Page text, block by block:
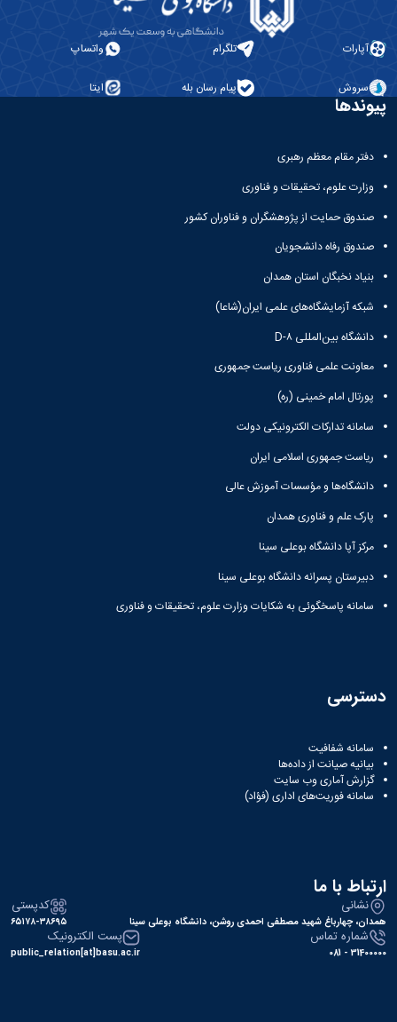
آپارات تلگرام واتساپ
سروش پیام رسان بله ایتا
پیوندها
دفتر مقام معظم رهبری
وزارت علوم، تحقیقات و فناوری
صندوق حمایت از پژوهشگران و فناوران کشور
صندوق رفاه دانشجویان
بنیاد نخبگان استان همدان
شبکه آزمایشگاه‌های علمی ایران(شاعا)
دانشگاه بین‌المللی D-۸
معاونت علمی فناوری ریاست جمهوری
پورتال امام خمینی (ره)
سامانه تدارکات الکترونیکی دولت
ریاست جمهوری اسلامی ایران
دانشگاه‌ها و مؤسسات آموزش عالی
پارک علم و فناوری همدان
مرکز آپا دانشگاه بوعلی سینا
دبیرستان پسرانه دانشگاه بوعلی سینا
سامانه پاسخگوئی به شکایات وزارت علوم، تحقیقات و فناوری
دسترسی
سامانه شفافیت
بیانیه صیانت از داده‌ها
گزارش آماری وب‌ سایت
سامانه فوریت‌های اداری (فؤاد)
ارتباط با ما
نشانی
همدان، چهارباغ شهید مصطفی احمدی روشن، دانشگاه بوعلی سینا
کدپستی
۶۵۱۷۸-۳۸۶۹۵
شماره تماس
31400000 - 081
پست الکترونیک
public_relation[at]basu.ac.ir